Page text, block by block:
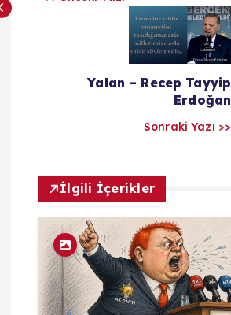
m
Yalan – Recep Tayyip
Erdoğan
Sonraki Yazı >>
İlgili İçerikler